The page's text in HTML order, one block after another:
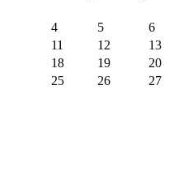
4 5
6
11
12
13
18
19
20
25
26 27